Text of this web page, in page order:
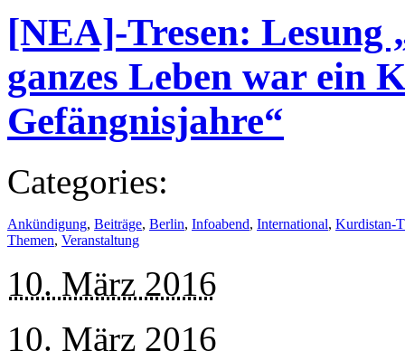
[NEA]-Tresen: Lesung
ganzes Leben war ein
Gefängnisjahre“
Categories:
Ankündigung, Beiträge, Berlin, Infoabend, International, Kurdistan-
Themen, Veranstaltung
10. März 2016
10. März 2016